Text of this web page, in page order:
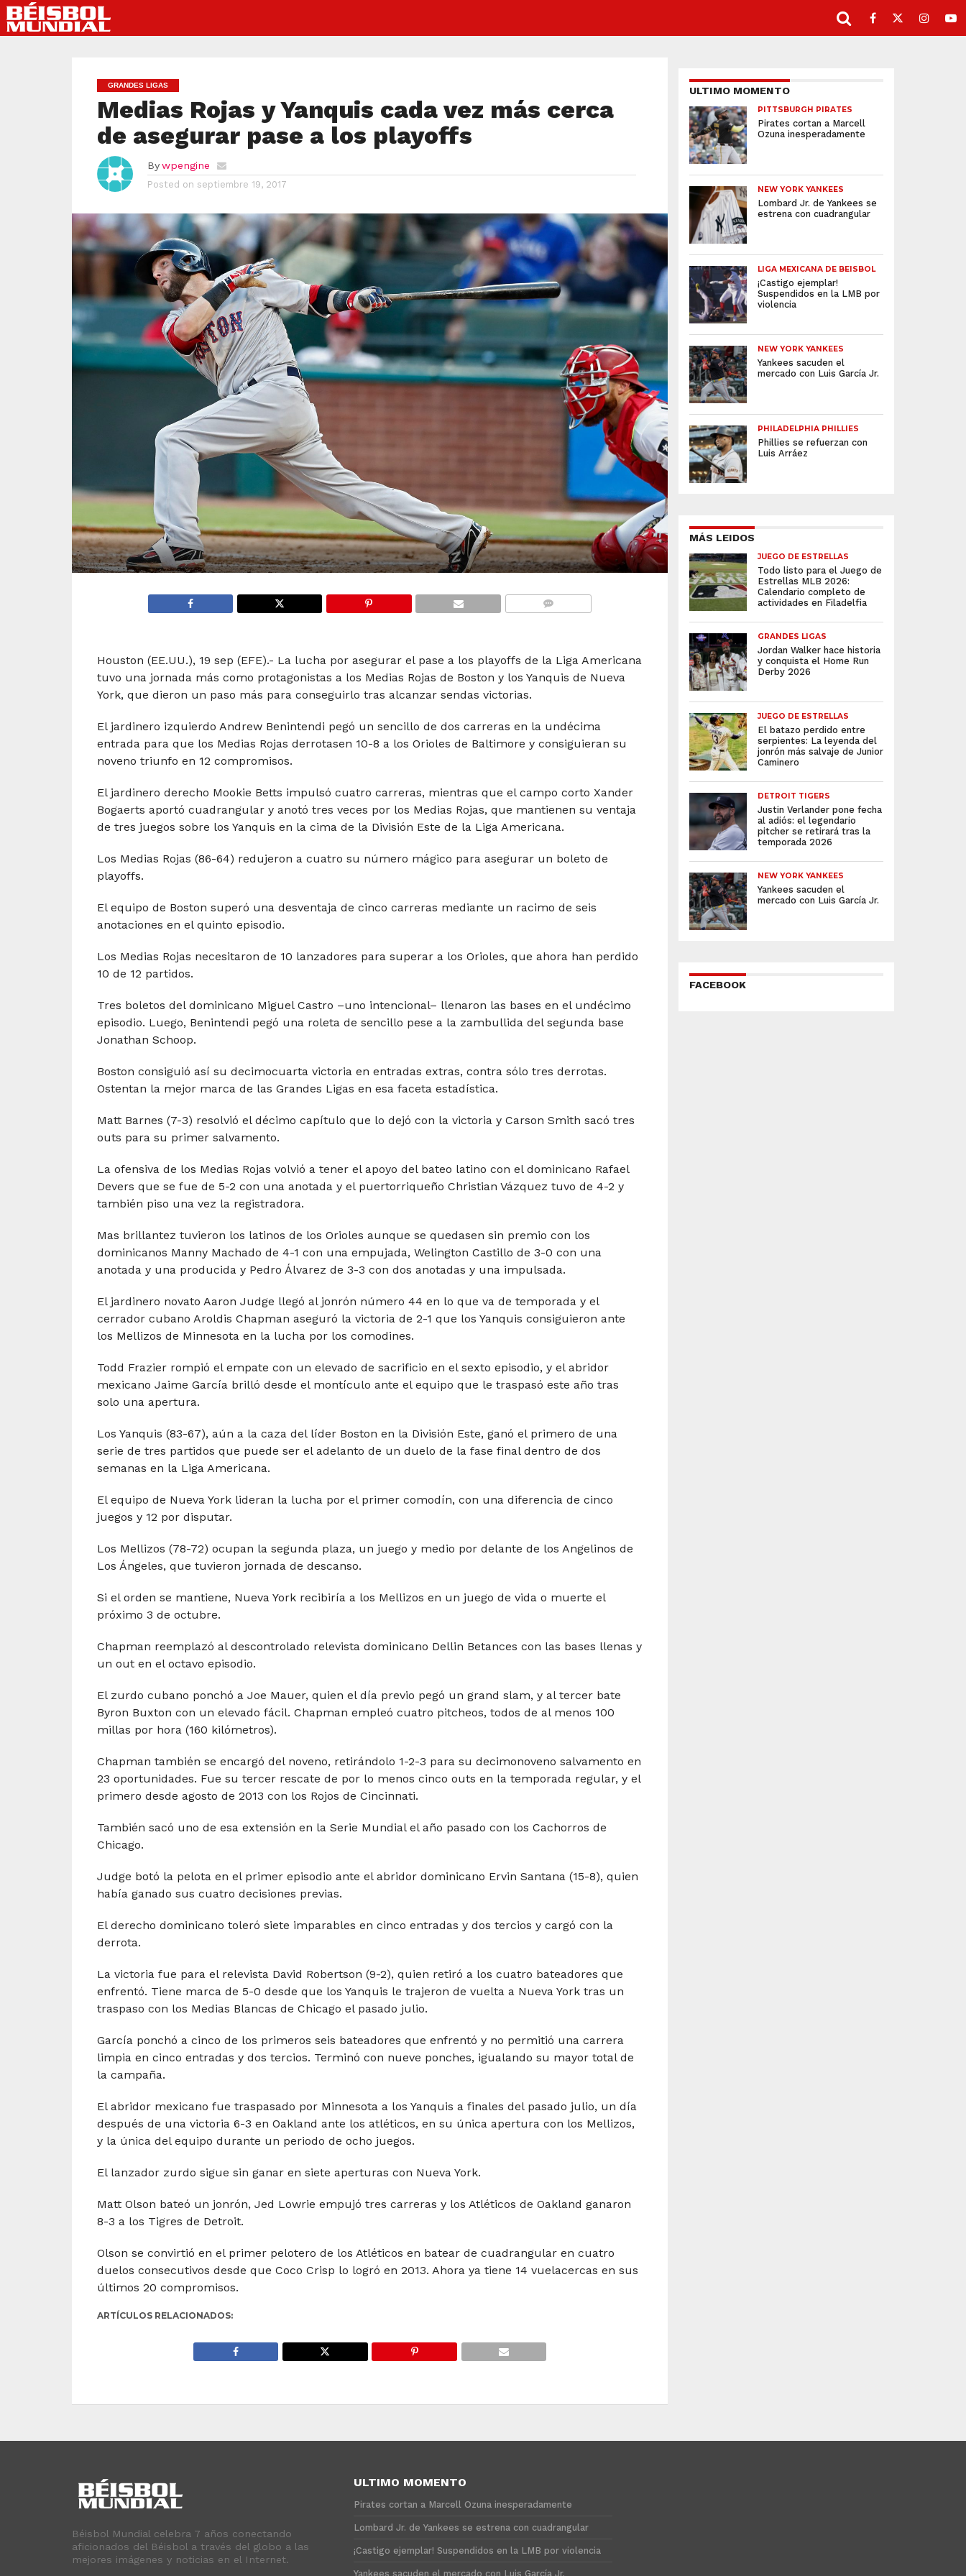
GRANDES LIGAS
Medias Rojas y Yanquis cada vez más cerca
de asegurar pase a los playoffs
By wpengine
Posted on septiembre 19, 2017
Houston (EE.UU.), 19 sep (EFE).- La lucha por asegurar el pase a los playoffs de la Liga Americana
tuvo una jornada más como protagonistas a los Medias Rojas de Boston y los Yanquis de Nueva
York, que dieron un paso más para conseguirlo tras alcanzar sendas victorias.
El jardinero izquierdo Andrew Benintendi pegó un sencillo de dos carreras en la undécima
entrada para que los Medias Rojas derrotasen 10-8 a los Orioles de Baltimore y consiguieran su
noveno triunfo en 12 compromisos.
El jardinero derecho Mookie Betts impulsó cuatro carreras, mientras que el campo corto Xander
Bogaerts aportó cuadrangular y anotó tres veces por los Medias Rojas, que mantienen su ventaja
de tres juegos sobre los Yanquis en la cima de la División Este de la Liga Americana.
Los Medias Rojas (86-64) redujeron a cuatro su número mágico para asegurar un boleto de
playoffs.
El equipo de Boston superó una desventaja de cinco carreras mediante un racimo de seis
anotaciones en el quinto episodio.
Los Medias Rojas necesitaron de 10 lanzadores para superar a los Orioles, que ahora han perdido
10 de 12 partidos.
Tres boletos del dominicano Miguel Castro –uno intencional– llenaron las bases en el undécimo
episodio. Luego, Benintendi pegó una roleta de sencillo pese a la zambullida del segunda base
Jonathan Schoop.
Boston consiguió así su decimocuarta victoria en entradas extras, contra sólo tres derrotas.
Ostentan la mejor marca de las Grandes Ligas en esa faceta estadística.
Matt Barnes (7-3) resolvió el décimo capítulo que lo dejó con la victoria y Carson Smith sacó tres
outs para su primer salvamento.
La ofensiva de los Medias Rojas volvió a tener el apoyo del bateo latino con el dominicano Rafael
Devers que se fue de 5-2 con una anotada y el puertorriqueño Christian Vázquez tuvo de 4-2 y
también piso una vez la registradora.
Mas brillantez tuvieron los latinos de los Orioles aunque se quedasen sin premio con los
dominicanos Manny Machado de 4-1 con una empujada, Welington Castillo de 3-0 con una
anotada y una producida y Pedro Álvarez de 3-3 con dos anotadas y una impulsada.
El jardinero novato Aaron Judge llegó al jonrón número 44 en lo que va de temporada y el
cerrador cubano Aroldis Chapman aseguró la victoria de 2-1 que los Yanquis consiguieron ante
los Mellizos de Minnesota en la lucha por los comodines.
Todd Frazier rompió el empate con un elevado de sacrificio en el sexto episodio, y el abridor
mexicano Jaime García brilló desde el montículo ante el equipo que le traspasó este año tras
solo una apertura.
Los Yanquis (83-67), aún a la caza del líder Boston en la División Este, ganó el primero de una
serie de tres partidos que puede ser el adelanto de un duelo de la fase final dentro de dos
semanas en la Liga Americana.
El equipo de Nueva York lideran la lucha por el primer comodín, con una diferencia de cinco
juegos y 12 por disputar.
Los Mellizos (78-72) ocupan la segunda plaza, un juego y medio por delante de los Angelinos de
Los Ángeles, que tuvieron jornada de descanso.
Si el orden se mantiene, Nueva York recibiría a los Mellizos en un juego de vida o muerte el
próximo 3 de octubre.
Chapman reemplazó al descontrolado relevista dominicano Dellin Betances con las bases llenas y
un out en el octavo episodio.
El zurdo cubano ponchó a Joe Mauer, quien el día previo pegó un grand slam, y al tercer bate
Byron Buxton con un elevado fácil. Chapman empleó cuatro pitcheos, todos de al menos 100
millas por hora (160 kilómetros).
Chapman también se encargó del noveno, retirándolo 1-2-3 para su decimonoveno salvamento en
23 oportunidades. Fue su tercer rescate de por lo menos cinco outs en la temporada regular, y el
primero desde agosto de 2013 con los Rojos de Cincinnati.
También sacó uno de esa extensión en la Serie Mundial el año pasado con los Cachorros de
Chicago.
Judge botó la pelota en el primer episodio ante el abridor dominicano Ervin Santana (15-8), quien
había ganado sus cuatro decisiones previas.
El derecho dominicano toleró siete imparables en cinco entradas y dos tercios y cargó con la
derrota.
La victoria fue para el relevista David Robertson (9-2), quien retiró a los cuatro bateadores que
enfrentó. Tiene marca de 5-0 desde que los Yanquis le trajeron de vuelta a Nueva York tras un
traspaso con los Medias Blancas de Chicago el pasado julio.
García ponchó a cinco de los primeros seis bateadores que enfrentó y no permitió una carrera
limpia en cinco entradas y dos tercios. Terminó con nueve ponches, igualando su mayor total de
la campaña.
El abridor mexicano fue traspasado por Minnesota a los Yanquis a finales del pasado julio, un día
después de una victoria 6-3 en Oakland ante los atléticos, en su única apertura con los Mellizos,
y la única del equipo durante un periodo de ocho juegos.
El lanzador zurdo sigue sin ganar en siete aperturas con Nueva York.
Matt Olson bateó un jonrón, Jed Lowrie empujó tres carreras y los Atléticos de Oakland ganaron
8-3 a los Tigres de Detroit.
Olson se convirtió en el primer pelotero de los Atléticos en batear de cuadrangular en cuatro
duelos consecutivos desde que Coco Crisp lo logró en 2013. Ahora ya tiene 14 vuelacercas en sus
últimos 20 compromisos.
ARTÍCULOS RELACIONADOS:
ULTIMO MOMENTO
PITTSBURGH PIRATES
Pirates cortan a Marcell
Ozuna inesperadamente
NEW YORK YANKEES
Lombard Jr. de Yankees se
estrena con cuadrangular
LIGA MEXICANA DE BEISBOL
¡Castigo ejemplar!
Suspendidos en la LMB por
violencia
NEW YORK YANKEES
Yankees sacuden el
mercado con Luis García Jr.
PHILADELPHIA PHILLIES
Phillies se refuerzan con
Luis Arráez
MÁS LEIDOS
JUEGO DE ESTRELLAS
Todo listo para el Juego de
Estrellas MLB 2026:
Calendario completo de
actividades en Filadelfia
GRANDES LIGAS
Jordan Walker hace historia
y conquista el Home Run
Derby 2026
JUEGO DE ESTRELLAS
El batazo perdido entre
serpientes: La leyenda del
jonrón más salvaje de Junior
Caminero
DETROIT TIGERS
Justin Verlander pone fecha
al adiós: el legendario
pitcher se retirará tras la
temporada 2026
NEW YORK YANKEES
Yankees sacuden el
mercado con Luis García Jr.
FACEBOOK
Béisbol Mundial celebra 7 años conectando
aficionados del Béisbol a través del globo a las
mejores imágenes y noticias en el Internet.
ULTIMO MOMENTO
Pirates cortan a Marcell Ozuna inesperadamente
Lombard Jr. de Yankees se estrena con cuadrangular
¡Castigo ejemplar! Suspendidos en la LMB por violencia
Yankees sacuden el mercado con Luis García Jr.